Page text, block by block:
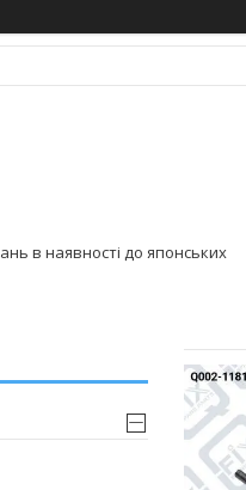
в наявності до японських